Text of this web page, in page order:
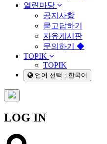
열린마당
공지사항
묻고답하기
자유게시판
문의하기 ◆
TOPIK
TOPIK
언어 선택 : 한국어
LOG IN